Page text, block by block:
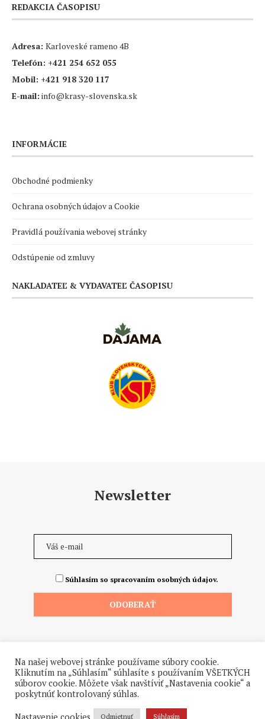
REDAKCIA ČASOPISU
Adresa: Karloveské rameno 4B
Telefón: +421 254 652 055
Mobil: +421 918 320 117
E-mail: info@krasy-slovenska.sk
INFORMÁCIE
Obchodné podmienky
Ochrana osobných údajov a Cookie
Pravidlá používania webovej stránky
Odstúpenie od zmluvy
NAKLADATEĽ & VYDAVATEĽ ČASOPISU
Newsletter
Súhlasím so spracovaním osobných údajov.
©2026 - Všetky práva vyhradené. Hrdo a od ♥ dodalo štúdio
Na našej webovej stránke používame súbory cookie.
Kliknutím na „Súhlasím“ súhlasíte s používaním VŠETKÝCH
súborov cookie. Môžete však navštíviť „Nastavenia cookie“ a
poskytnúť kontrolovaný súhlas.
Nastavenie cookies Odmietnuť Súhlasím